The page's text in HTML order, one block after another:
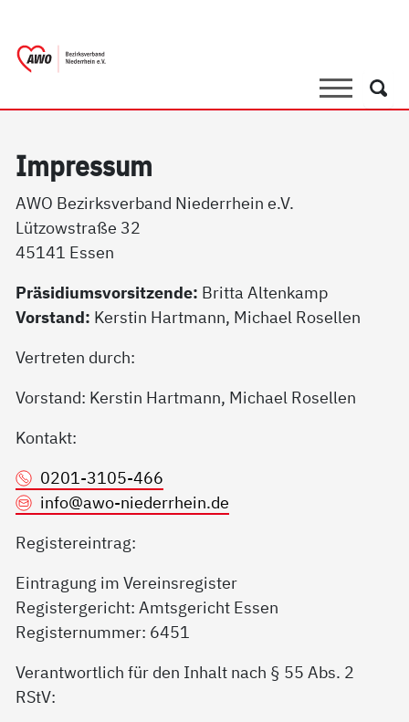
SucheSuche
Im­pres­sum
AWO Bezirksverband Niederrhein e.V.
Lützowstraße 32
45141 Essen
Präsidiumsvorsitzende: Britta Altenkamp
Vorstand: Kerstin Hartmann, Michael Rosellen
Vertreten durch:
Vorstand: Kerstin Hartmann, Michael Rosellen
Kontakt:
0201-3105-466
info@awo-niederrhein.de
Registereintrag:
Eintragung im Vereinsregister
Registergericht: Amtsgericht Essen
Registernummer: 6451
Verantwortlich für den Inhalt nach § 55 Abs. 2
RStV: